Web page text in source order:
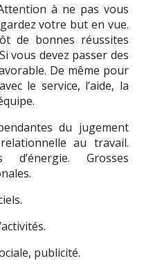
à ne pas vous
votre but en vue.
de bonnes réussites
vous devez passer des
De même pour
le service, l’aide, la
du jugement
au travail.
d’énergie. Grosses
publicité.